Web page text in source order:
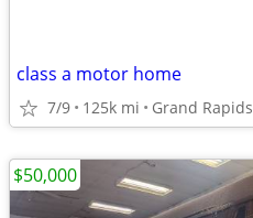
class a motor home
7/9 125k mi Grand Rapids
$50,000